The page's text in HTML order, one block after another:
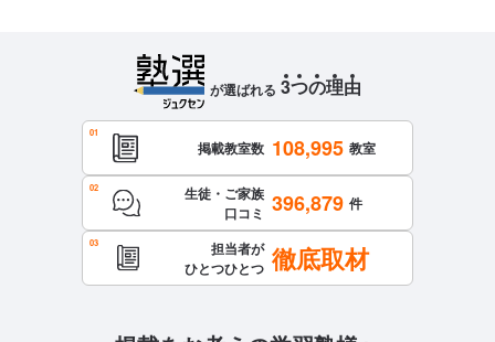
が選ばれる 3つの理由
掲載教室数 108,995 教室
生徒・ご家族
口コミ 396,879 件
担当者が
ひとつひとつ 徹底取材